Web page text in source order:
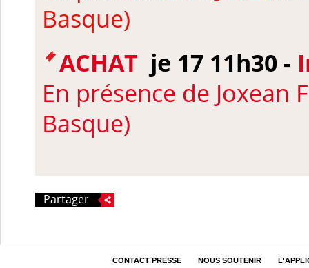
Basque)
ACHAT je 17 11h30 -
En présence de Joxean
Basque)
Partager
CONTACT PRESSE NOUS SOUTENIR